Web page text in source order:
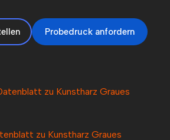
Probedruck anfordern
zu Kunstharz Graues
zu Kunstharz Graues